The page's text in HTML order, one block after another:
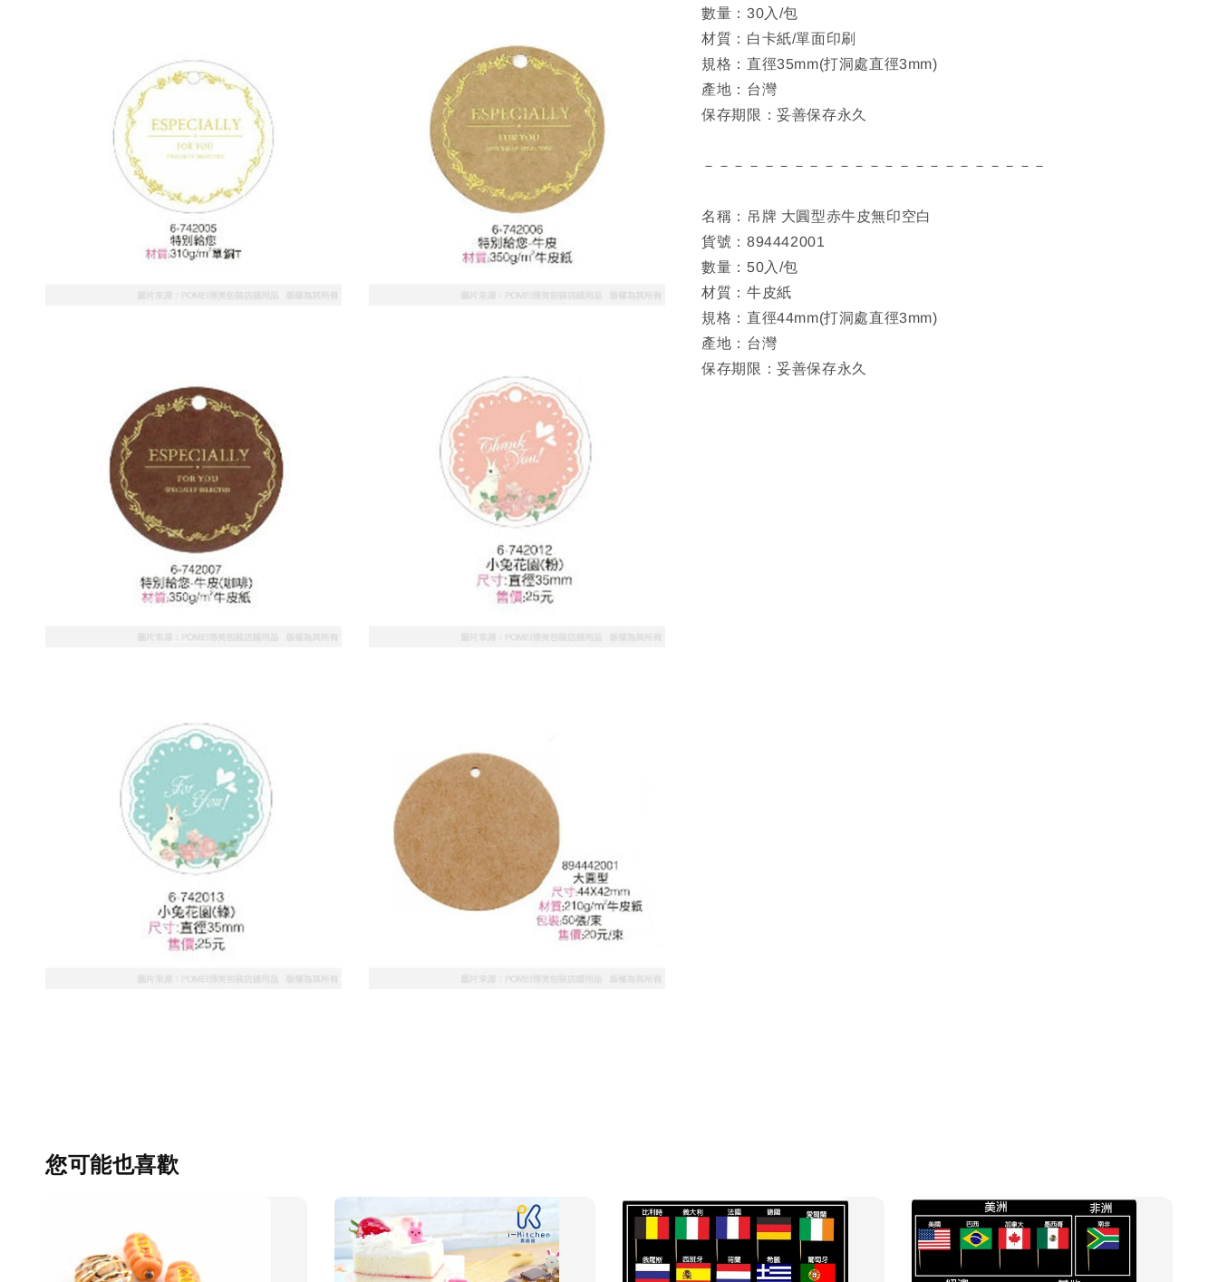
數量：30入/包
材質：白卡紙/單面印刷
規格：直徑35mm(打洞處直徑3mm)
產地：台灣
保存期限：妥善保存永久
－－－－－－－－－－－－－－－－－－－－－－－
名稱：吊牌 大圓型赤牛皮無印空白
貨號：894442001
數量：50入/包
材質：牛皮紙
規格：直徑44mm(打洞處直徑3mm)
產地：台灣
保存期限：妥善保存永久
您可能也喜歡